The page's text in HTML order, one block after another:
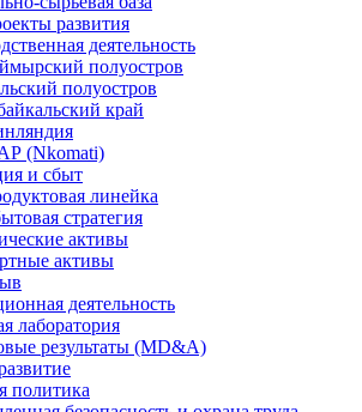
развития
деятельность
полуостров
полуостров
край
(Nkomati)
и сбыт
линейка
стратегия
активы
активы
деятельность
лаборатория
результаты (MD&A)
политика